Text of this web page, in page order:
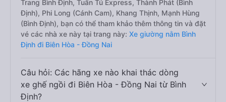
Trang Bình Định, Tuấn Tú Express, Thành Phát (Bình
Định), Phi Long (Cánh Cam), Khang Thịnh, Mạnh Hùng
(Bình Định), bạn có thể tham khảo thêm thông tin và đặt
vé các nhà xe này tại trang này: Xe giường nằm Bình
Định đi Biên Hòa - Đồng Nai
Câu hỏi: Các hãng xe nào khai thác dòng
xe ghế ngồi đi Biên Hòa - Đồng Nai từ Bình
Định?